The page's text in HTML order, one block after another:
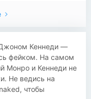
Кеннеди —
фейком. На самом
Монро и Кеннеди не
Не ведись на
чтобы